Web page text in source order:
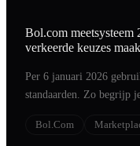
Bol.com meetsysteem
verkeerde keuzes
Per 6 januari 2026
standaarden. Zo begrijp
Bol.com